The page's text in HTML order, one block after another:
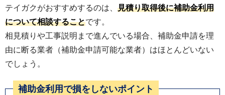
テイガクがおすすめするのは、 見積り取得後に補助金利用
について相談することです。
相見積りや工事説明まで進んでいる場合、補助金申請を理
由に断る業者（補助金申請可能な業者）はほとんどいない
でしょう。
補助金利用で損をしないポイント